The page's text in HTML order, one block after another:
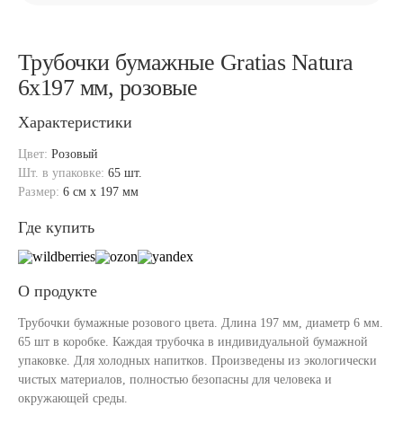
Трубочки бумажные Gratias Natura
6х197 мм, розовые
Характеристики
Цвет: Розовый
Шт. в упаковке: 65 шт.
Размер: 6 см x 197 мм
Где купить
О продукте
Трубочки бумажные розового цвета. Длина 197 мм, диаметр 6 мм.
65 шт в коробке. Каждая трубочка в индивидуальной бумажной
упаковке. Для холодных напитков. Произведены из экологически
чистых материалов, полностью безопасны для человека и
окружающей среды.